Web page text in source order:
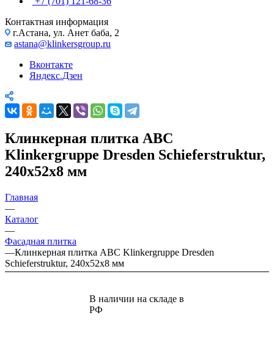
Контактная информация
г.Астана, ул. Анет баба, 2
astana@klinkersgroup.ru
Вконтакте
Яндекс.Дзен
Клинкерная плитка ABC
Klinkergruppe Dresden Schieferstruktur,
240х52х8 мм
Главная
—
Каталог
—
Фасадная плитка
—Клинкерная плитка ABC Klinkergruppe Dresden
Schieferstruktur, 240х52х8 мм
В наличии на складе в
РФ